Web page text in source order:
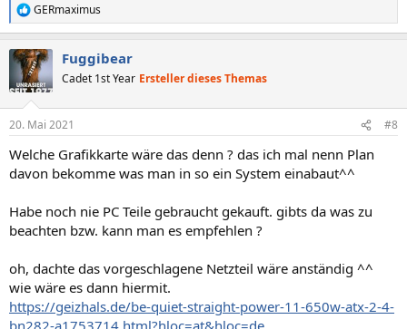
R
e
k
i
e
:
GERmaximus
Fuggibear
Cadet 1st Year Ersteller dieses Themas
20. Mai 2021 #8
Welche Grafikkarte wäre das denn ? das ich mal nenn Plan
davon bekomme was man in so ein System einabaut^^
Habe noch nie PC Teile gebraucht gekauft. gibts da was zu
beachten bzw. kann man es empfehlen ?
oh, dachte das vorgeschlagene Netzteil wäre anständig ^^
wie wäre es dann hiermit.
https://geizhals.de/be-quiet-straight-power-11-650w-atx-2-4-
bn282-a1753714.html?hloc=at&hloc=de